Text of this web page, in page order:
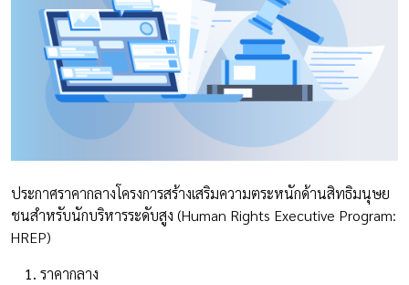
ประกาศราคากลางโครงการสร้างเสริมความตระหนักด้านสิทธิมนุษย
ชนสำหรับนักบริหารระดับสูง (Human Rights Executive Program:
HREP)
ราคากลาง